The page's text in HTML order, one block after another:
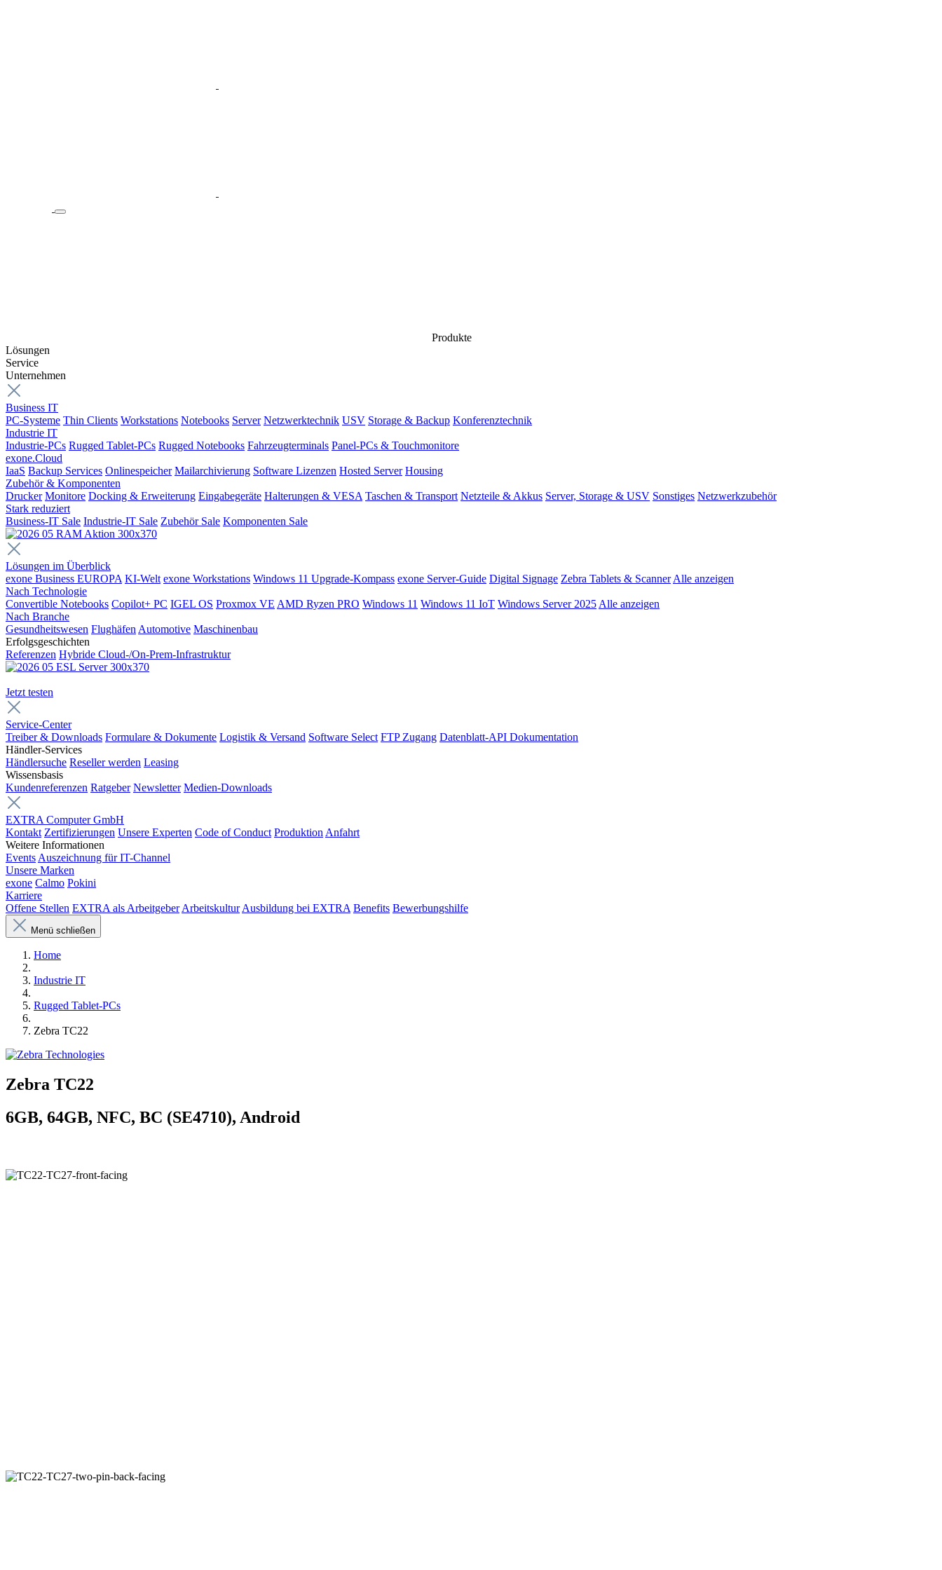
Produkte
Lösungen
Service
Unternehmen
Business IT
PC-Systeme Thin Clients Workstations Notebooks Server Netzwerktechnik USV Storage & Backup Konferenztechnik
Industrie IT
Industrie-PCs Rugged Tablet-PCs Rugged Notebooks Fahrzeugterminals Panel-PCs & Touchmonitore
exone.Cloud
IaaS Backup Services Onlinespeicher Mailarchivierung Software Lizenzen Hosted Server Housing
Zubehör & Komponenten
Drucker Monitore Docking & Erweiterung Eingabegeräte Halterungen & VESA Taschen & Transport Netzteile & Akkus Server, Storage & USV Sonstiges Netzwerkzubehör
Stark reduziert
Business-IT Sale Industrie-IT Sale Zubehör Sale Komponenten Sale
Lösungen im Überblick
exone Business EUROPA KI-Welt exone Workstations Windows 11 Upgrade-Kompass exone Server-Guide Digital Signage Zebra Tablets & Scanner Alle anzeigen
Nach Technologie
Convertible Notebooks Copilot+ PC IGEL OS Proxmox VE AMD Ryzen PRO Windows 11 Windows 11 IoT Windows Server 2025 Alle anzeigen
Nach Branche
Gesundheitswesen Flughäfen Automotive Maschinenbau
Erfolgsgeschichten
Referenzen Hybride Cloud-/On-Prem-Infrastruktur
Jetzt testen
Service-Center
Treiber & Downloads Formulare & Dokumente Logistik & Versand Software Select FTP Zugang Datenblatt-API Dokumentation
Händler-Services
Händlersuche Reseller werden Leasing
Wissensbasis
Kundenreferenzen Ratgeber Newsletter Medien-Downloads
EXTRA Computer GmbH
Kontakt Zertifizierungen Unsere Experten Code of Conduct Produktion Anfahrt
Weitere Informationen
Events Auszeichnung für IT-Channel
Unsere Marken
exone Calmo Pokini
Karriere
Offene Stellen EXTRA als Arbeitgeber Arbeitskultur Ausbildung bei EXTRA Benefits Bewerbungshilfe
Menü schließen
Home
Industrie IT
Rugged Tablet-PCs
Zebra TC22
Zebra TC22
6GB, 64GB, NFC, BC (SE4710), Android